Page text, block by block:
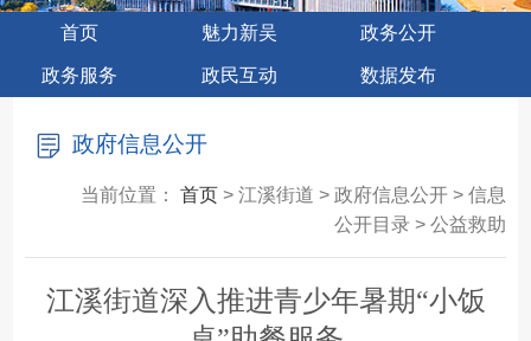
首页 魅力新吴 政务公开
政务服务 政民互动 数据发布
政府信息公开
当前位置： 首页> 江溪街道 > 政府信息公开 > 信息
公开目录 > 公益救助
江溪街道深入推进青少年暑期“小饭